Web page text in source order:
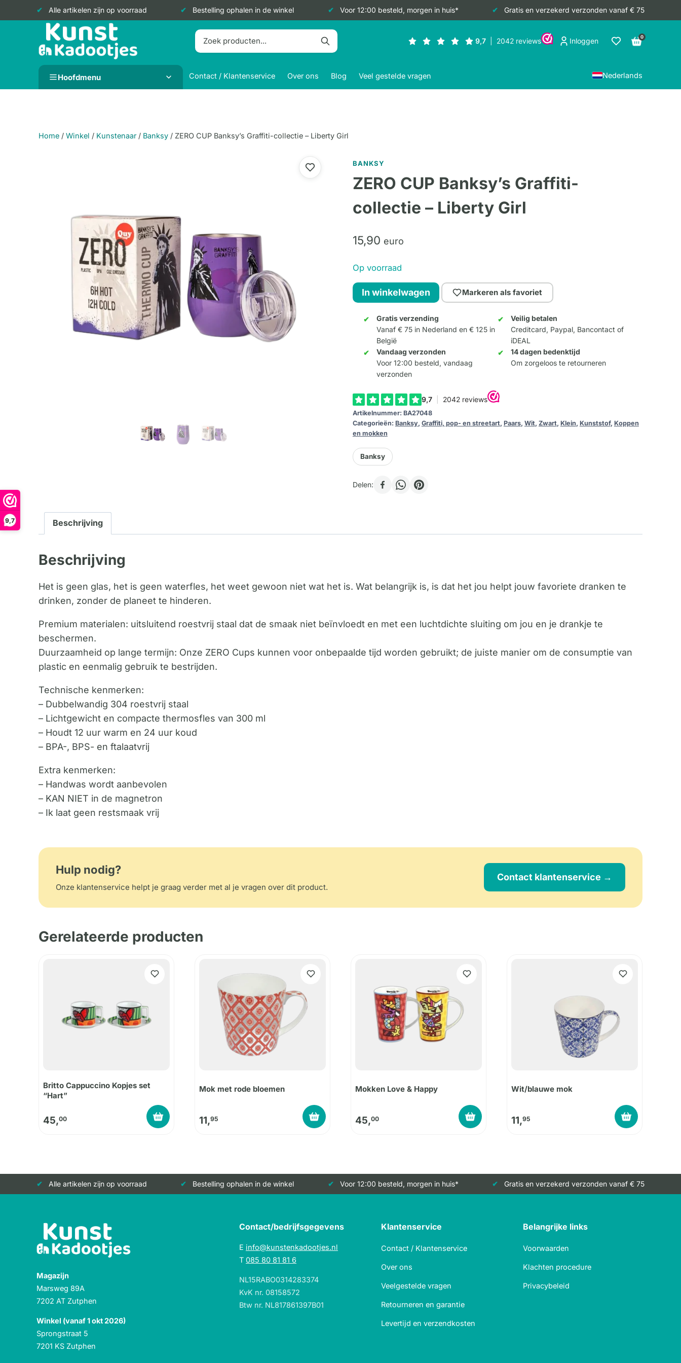
9,7
Alle artikelen zijn op voorraad Bestelling ophalen in de winkel Voor 12:00 besteld, morgen in huis* Gratis en verzekerd verzonden vanaf € 75
Inloggen 0
Hoofdmenu Contact / Klantenservice Over ons Blog Veel gestelde vragen Nederlands
Home / Winkel / Kunstenaar / Banksy / ZERO CUP Banksy’s Graffiti-collectie – Liberty Girl
BANKSY
ZERO CUP Banksy’s Graffiti-
collectie – Liberty Girl
15,90 euro
Op voorraad
ZERO
CUP
Banksy's
Graffiti-
collectie
Liberty
aantal
In winkelwagen Markeren als favoriet
Gratis verzending
Vanaf € 75 in Nederland en € 125 in
België
Veilig betalen
Creditcard, Paypal, Bancontact of
iDEAL
Vandaag verzonden
Voor 12:00 besteld, vandaag
verzonden
14 dagen bedenktijd
Om zorgeloos te retourneren
Artikelnummer: BA27048
Categorieën: Banksy, Graffiti, pop- en streetart, Paars, Wit, Zwart, Klein, Kunststof, Koppen
en mokken
Banksy
Delen:
Beschrijving
Beschrijving
Het is geen glas, het is geen waterfles, het weet gewoon niet wat het is. Wat belangrijk is, is dat het jou helpt jouw ​​favoriete dranken te
drinken, zonder de planeet te hinderen.
Premium materialen: uitsluitend roestvrij staal dat de smaak niet beïnvloedt en met een luchtdichte sluiting om jou en je drankje te
beschermen.
Duurzaamheid op lange termijn: Onze ZERO Cups kunnen voor onbepaalde tijd worden gebruikt; de juiste manier om de consumptie van
plastic en eenmalig gebruik te bestrijden.
Technische kenmerken:
– Dubbelwandig 304 roestvrij staal
– Lichtgewicht en compacte thermosfles van 300 ml
– Houdt 12 uur warm en 24 uur koud
– BPA-, BPS- en ftalaatvrij
Extra kenmerken:
– Handwas wordt aanbevolen
– KAN NIET in de magnetron
– Ik laat geen restsmaak vrij
Hulp nodig?
Onze klantenservice helpt je graag verder met al je vragen over dit product.
Contact klantenservice →
Gerelateerde producten
Britto Cappuccino Kopjes set
“Hart”
45,00
Mok met rode bloemen
11,95
Mokken Love & Happy
45,00
Wit/blauwe mok
11,95
Alle artikelen zijn op voorraad Bestelling ophalen in de winkel Voor 12:00 besteld, morgen in huis* Gratis en verzekerd verzonden vanaf € 75
Magazijn
Marsweg 89A
7202 AT Zutphen
Winkel (vanaf 1 okt 2026)
Sprongstraat 5
7201 KS Zutphen
Contact/bedrijfsgegevens
E info@kunstenkadootjes.nl
T 085 80 81 81 6
NL15RABO0314283374
KvK nr. 08158572
Btw nr. NL817861397B01
Klantenservice
Contact / Klantenservice
Over ons
Veelgestelde vragen
Retourneren en garantie
Levertijd en verzendkosten
Belangrijke links
Voorwaarden
Klachten procedure
Privacybeleid